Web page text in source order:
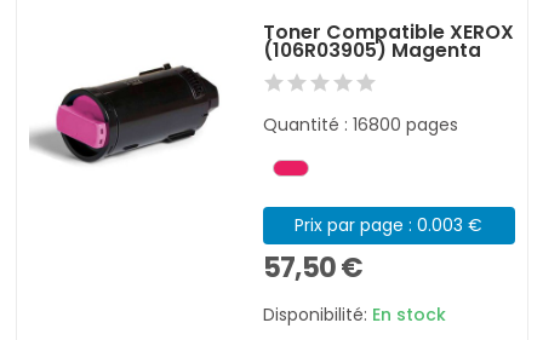
Toner Compatible XEROX
(106R03905) Magenta
Quantité : 16800 pages
Prix par page : 0.003 €
57,50 €
Disponibilité: En stock